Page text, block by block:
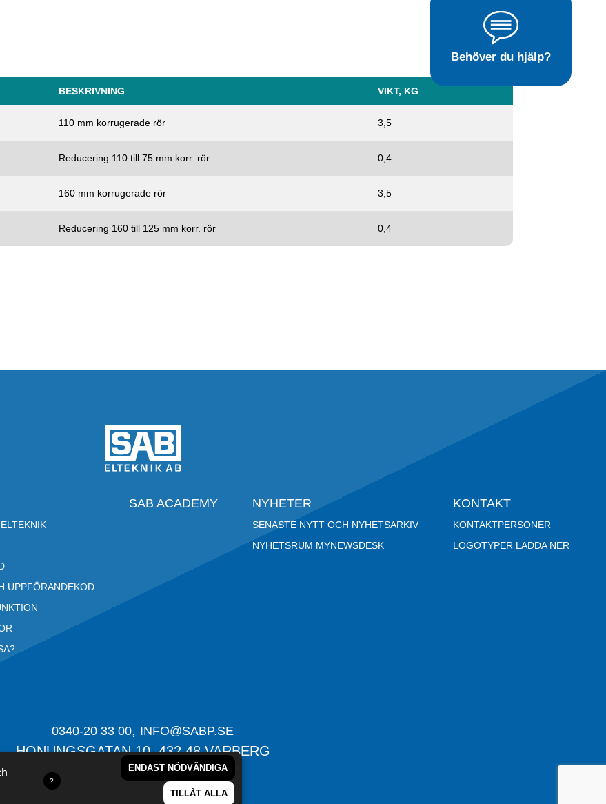
BESKRIVNING VIKT, KG
110 mm korrugerade rör 3,5
Reducering 110 till 75 mm korr. rör 0,4
160 mm korrugerade rör 3,5
Reducering 160 till 125 mm korr. rör 0,4
Behöver du hjälp?
UPPFÖRANDEKOD
SAB ACADEMY NYHETER
SENASTE NYTT OCH NYHETSARKIV
NYHETSRUM MYNEWSDESK
KONTAKT
KONTAKTPERSONER
LOGOTYPER LADDA NER
0340-20 33 00, INFO@SABP.SE
HONUNGSGATAN 10, 432 48 VARBERG
ENDAST NÖDVÄNDIGA
TILLÅT ALLA